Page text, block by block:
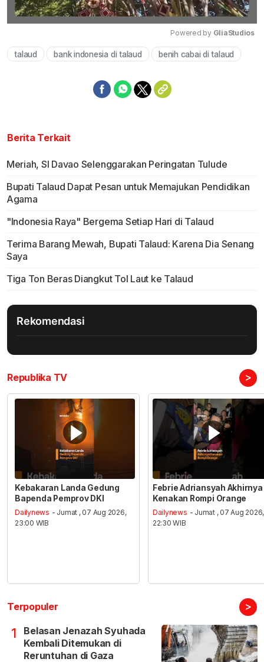
Mute
Powered by GliaStudios
talaud bank indonesia di talaud benih cabai di talaud
Berita Terkait
Meriah, SI Davao Selenggarakan Peringatan Tulude
Bupati Talaud Dapat Pesan untuk Memajukan Pendidikan
Agama
"Indonesia Raya" Bergema Setiap Hari di Talaud
Terima Barang Mewah, Bupati Talaud: Karena Dia Senang
Saya
Tiga Ton Beras Diangkut Tol Laut ke Talaud
Rekomendasi
Republika TV >
Kebakaran Landa Gedung
Bapenda Pemprov DKI
Dailynews - Jumat , 07 Aug 2026,
23:00 WIB
Febrie Adriansyah Akhirnya
Kenakan Rompi Orange
Dailynews - Jumat , 07 Aug 2026,
22:30 WIB
Terpopuler >
1
Belasan Jenazah Syuhada
Kembali Ditemukan di
Reruntuhan di Gaza